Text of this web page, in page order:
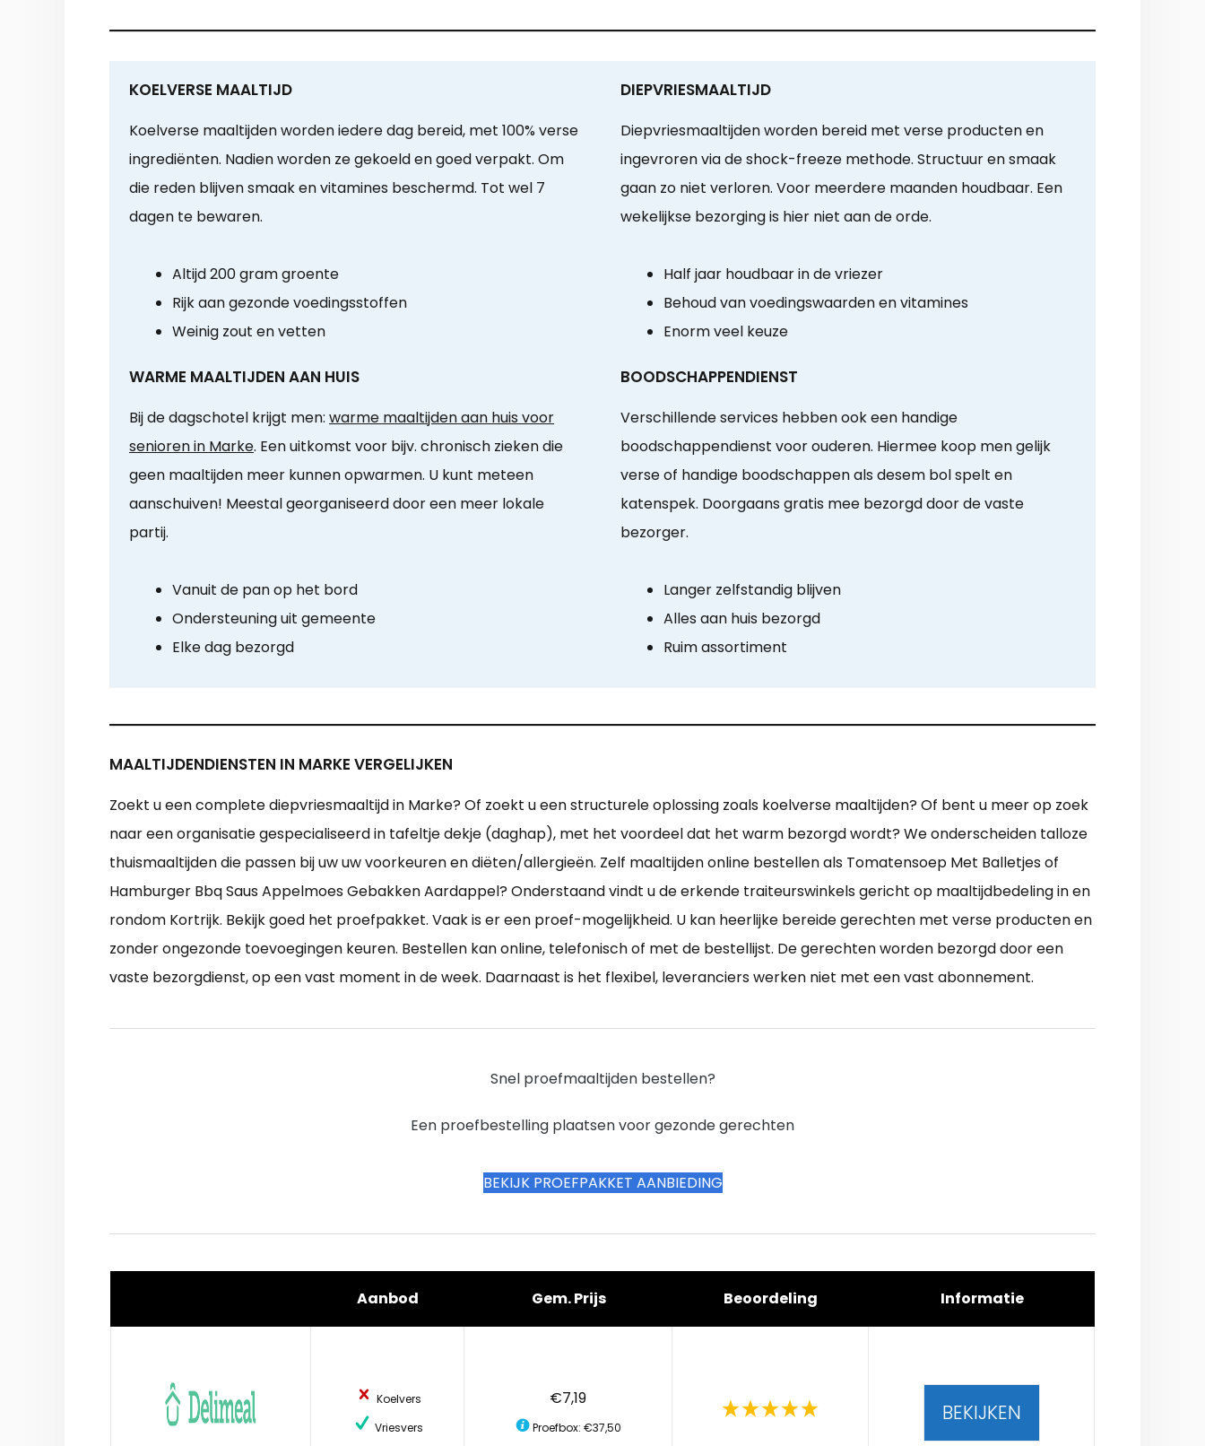
KOELVERSE MAALTIJD
Koelverse maaltijden worden iedere dag bereid, met 100% verse
ingrediënten. Nadien worden ze gekoeld en goed verpakt. Om
die reden blijven smaak en vitamines beschermd. Tot wel 7
dagen te bewaren.
Altijd 200 gram groente
Rijk aan gezonde voedingsstoffen
Weinig zout en vetten
DIEPVRIESMAALTIJD
Diepvriesmaaltijden worden bereid met verse producten en
ingevroren via de shock-freeze methode. Structuur en smaak
gaan zo niet verloren. Voor meerdere maanden houdbaar. Een
wekelijkse bezorging is hier niet aan de orde.
Half jaar houdbaar in de vriezer
Behoud van voedingswaarden en vitamines
Enorm veel keuze
WARME MAALTIJDEN AAN HUIS
Bij de dagschotel krijgt men: warme maaltijden aan huis voor
senioren in Marke. Een uitkomst voor bijv. chronisch zieken die
geen maaltijden meer kunnen opwarmen. U kunt meteen
aanschuiven! Meestal georganiseerd door een meer lokale
partij.
Vanuit de pan op het bord
Ondersteuning uit gemeente
Elke dag bezorgd
BOODSCHAPPENDIENST
Verschillende services hebben ook een handige
boodschappendienst voor ouderen. Hiermee koop men gelijk
verse of handige boodschappen als desem bol spelt en
katenspek. Doorgaans gratis mee bezorgd door de vaste
bezorger.
Langer zelfstandig blijven
Alles aan huis bezorgd
Ruim assortiment
MAALTIJDENDIENSTEN IN MARKE VERGELIJKEN
Zoekt u een complete diepvriesmaaltijd in Marke? Of zoekt u een structurele oplossing zoals koelverse maaltijden? Of bent u meer op zoek
naar een organisatie gespecialiseerd in tafeltje dekje (daghap), met het voordeel dat het warm bezorgd wordt? We onderscheiden talloze
thuismaaltijden die passen bij uw uw voorkeuren en diëten/allergieën. Zelf maaltijden online bestellen als Tomatensoep Met Balletjes of
Hamburger Bbq Saus Appelmoes Gebakken Aardappel? Onderstaand vindt u de erkende traiteurswinkels gericht op maaltijdbedeling in en
rondom Kortrijk. Bekijk goed het proefpakket. Vaak is er een proef-mogelijkheid. U kan heerlijke bereide gerechten met verse producten en
zonder ongezonde toevoegingen keuren. Bestellen kan online, telefonisch of met de bestellijst. De gerechten worden bezorgd door een
vaste bezorgdienst, op een vast moment in de week. Daarnaast is het flexibel, leveranciers werken niet met een vast abonnement.
Snel proefmaaltijden bestellen?
Een proefbestelling plaatsen voor gezonde gerechten
BEKIJK PROEFPAKKET AANBIEDING
Aanbod Gem. Prijs Beoordeling Informatie
Koelvers
Vriesvers
€7,19
Proefbox: €37,50
BEKIJKEN